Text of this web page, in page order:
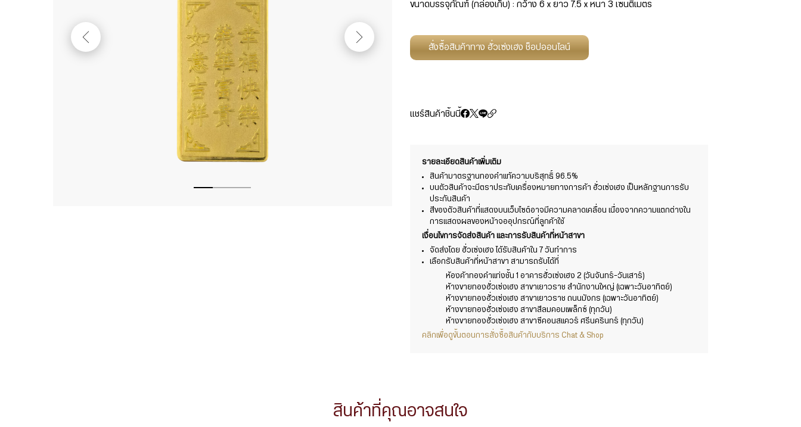
ขนาดบรรจุภัณฑ์ (กล่องเก็บ) : กว้าง 6 x ยาว 7.5 x หนา 3 เซนติเมตร
สั่งซื้อสินค้าทาง ฮั่วเซ่งเฮง ช็อปออนไลน์
แชร์สินค้าชิ้นนี้
รายละเอียดสินค้าเพิ่มเติม
สินค้ามาตรฐานทองคำแท้ความบริสุทธิ์ 96.5%
บนตัวสินค้าจะมีตราประทับเครื่องหมายทางการค้า ฮั่วเซ่งเฮง เป็นหลักฐานการรับ
ประกันสินค้า
สีของตัวสินค้าที่แสดงบนเว็บไซต์อาจมีความคลาดเคลื่อน เนื่องจากความแตกต่างใน
การแสดงผลของหน้าจออุปกรณ์ที่ลูกค้าใช้
เงื่อนไขการจัดส่งสินค้า และการรับสินค้าที่หน้าสาขา
จัดส่งโดย ฮั่วเซ่งเฮง ได้รับสินค้าใน 7 วันทำการ
เลือกรับสินค้าที่หน้าสาขา สามารถรับได้ที่
ห้องค้าทองคำแท่งชั้น 1 อาคารฮั่วเซ่งเฮง 2 (วันจันทร์-วันเสาร์)
ห้างขายทองฮั่วเซ่งเฮง สาขาเยาวราช สำนักงานใหญ่ (เฉพาะวันอาทิตย์)
ห้างขายทองฮั่วเซ่งเฮง สาขาเยาวราช ถนนมังกร (เฉพาะวันอาทิตย์)
ห้างขายทองฮั่วเซ่งเฮง สาขาสีลมคอมเพล็กซ์ (ทุกวัน)
ห้างขายทองฮั่วเซ่งเฮง สาขาซีคอนสแควร์ ศรีนครินทร์ (ทุกวัน)
คลิกเพื่อดูขั้นตอนการสั่งซื้อสินค้ากับบริการ Chat & Shop
สินค้าที่คุณอาจสนใจ